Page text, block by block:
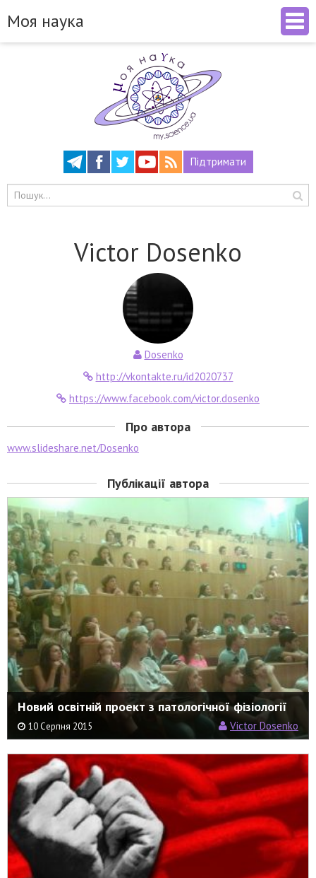
Підтримати
Моя наука
Victor Dosenko
Dosenko
http://vkontakte.ru/id2020737
https://www.facebook.com/victor.dosenko
Про автора
www.slideshare.net/Dosenko
Публікації автора
Новий освітній проект з патологічної фізіології
10 Серпня 2015 Victor Dosenko